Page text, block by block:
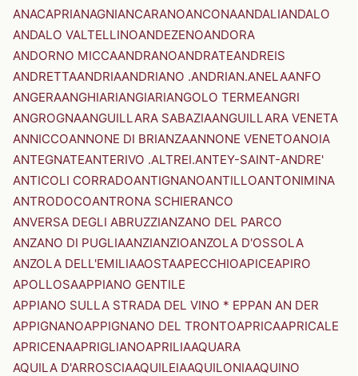
ANACAPRIANAGNIANCARANOANCONAANDALIANDALO
ANDALO VALTELLINOANDEZENOANDORA
ANDORNO MICCAANDRANOANDRATEANDREIS
ANDRETTAANDRIAANDRIANO .ANDRIAN.ANELAANFO
ANGERAANGHIARIANGIARIANGOLO TERMEANGRI
ANGROGNAANGUILLARA SABAZIAANGUILLARA VENETA
ANNICCOANNONE DI BRIANZAANNONE VENETOANOIA
ANTEGNATEANTERIVO .ALTREI.ANTEY-SAINT-ANDRE'
ANTICOLI CORRADOANTIGNANOANTILLOANTONIMINA
ANTRODOCOANTRONA SCHIERANCO
ANVERSA DEGLI ABRUZZIANZANO DEL PARCO
ANZANO DI PUGLIAANZIANZIOANZOLA D'OSSOLA
ANZOLA DELL'EMILIAAOSTAAPECCHIOAPICEAPIRO
APOLLOSAAPPIANO GENTILE
APPIANO SULLA STRADA DEL VINO * EPPAN AN DER
APPIGNANOAPPIGNANO DEL TRONTOAPRICAAPRICALE
APRICENAAPRIGLIANOAPRILIAAQUARA
AQUILA D'ARROSCIAAQUILEIAAQUILONIAAQUINO